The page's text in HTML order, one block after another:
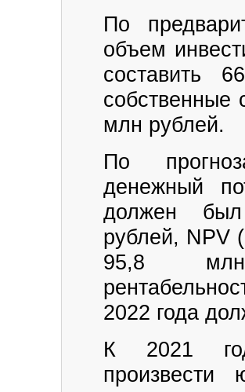
По
объем
составить
собственные
млн рублей.
По
денежный
должен
рублей, NPV
95,8
2022 года
К 2021
произвести